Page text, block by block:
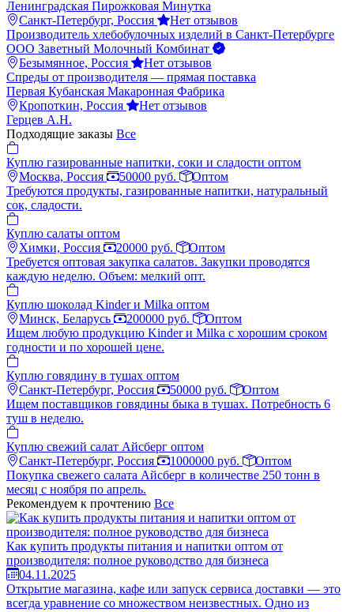
Ленинградская Пирожковая Минутка
Санкт-Петербург, Россия
Нет отзывов
Производитель хлебобулочных изделий в Санкт-Петербурге
ООО Заветный Молочный Комбинат
Безымянное, Россия
Нет отзывов
Спреды от производителя — прямая поставка
Первая Кубанская Макаронная Фабрика
Кропоткин, Россия
Нет отзывов
Герцев А.Н.
Подходящие заказы Все
Куплю газированные напитки, соки и сладости оптом
Москва, Россия
50000 руб.
Оптом
Требуются продукты, газированные напитки, натуральный
сок, сладости.
Куплю салаты оптом
Химки, Россия
20000 руб.
Оптом
Требуется оптовая закупка салатов. Закупки проводятся
каждую неделю. Объем: мелкий опт.
Куплю шоколад Kinder и Milka оптом
Минск, Беларусь
200000 руб.
Оптом
Ищем любую продукцию Kinder и Milka с хорошим сроком
годности и по хорошей цене.
Куплю говядину в тушах оптом
Санкт-Петербург, Россия
50000 руб.
Оптом
Ищем поставщиков говядины быка в тушах. Потребность 6
туш в неделю.
Куплю свежий салат Айсберг оптом
Санкт-Петербург, Россия
1000000 руб.
Оптом
Покупка свежего салата Айсберг в количестве 250 тонн в
месяц с ноября по апрель.
Рекомендуем к прочтению Все
Как купить продукты питания и напитки оптом от
производителя: полное руководство для бизнеса
04.11.2025
Открытие магазина, кафе или запуск сервиса доставки — это
всегда уравнение со множеством неизвестных. Одно из